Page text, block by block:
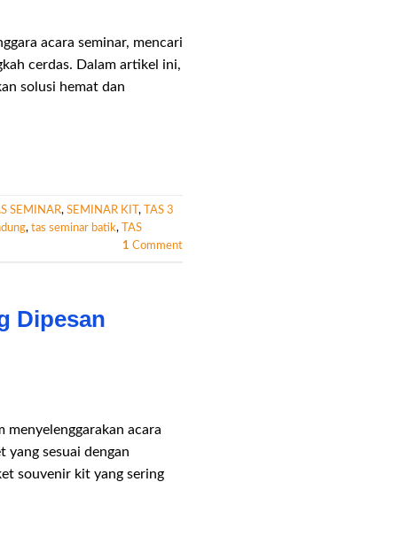
acara seminar, mencari
cerdas. Dalam artikel ini,
solusi hemat dan
SEMINAR, SEMINAR KIT ,
TAS 3
, tas seminar batik,
TAS
1 Comment
Dipesan
menyelenggarakan acara
yang sesuai dengan
souvenir kit yang sering